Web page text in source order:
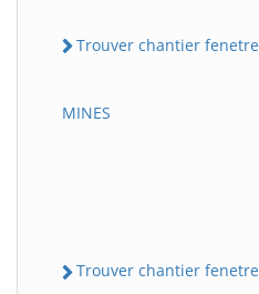
Trouver chantier fenetre
MINES
Trouver chantier fenetre